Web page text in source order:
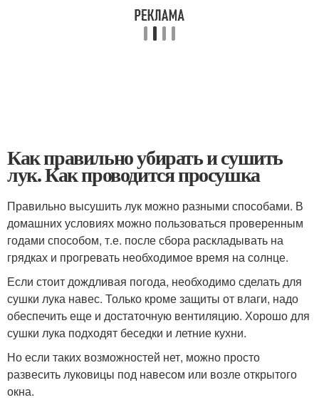
Как правильно убирать и сушить
лук. Как проводится просушка
Правильно высушить лук можно разными способами. В
домашних условиях можно пользоваться проверенным
годами способом, т.е. после сбора раскладывать на
грядках и прогревать необходимое время на солнце.
Если стоит дождливая погода, необходимо сделать для
сушки лука навес. Только кроме защиты от влаги, надо
обеспечить еще и достаточную вентиляцию. Хорошо для
сушки лука подходят беседки и летние кухни.
Но если таких возможностей нет, можно просто
развесить луковицы под навесом или возле открытого
окна.